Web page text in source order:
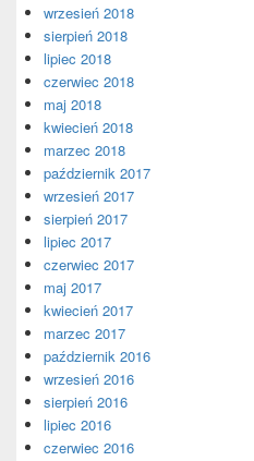
wrzesień 2018
sierpień 2018
lipiec 2018
czerwiec 2018
maj 2018
kwiecień 2018
marzec 2018
październik 2017
wrzesień 2017
sierpień 2017
lipiec 2017
czerwiec 2017
maj 2017
kwiecień 2017
marzec 2017
październik 2016
wrzesień 2016
sierpień 2016
lipiec 2016
czerwiec 2016